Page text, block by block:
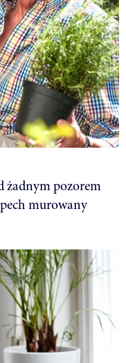
żadnym pozorem
murowany